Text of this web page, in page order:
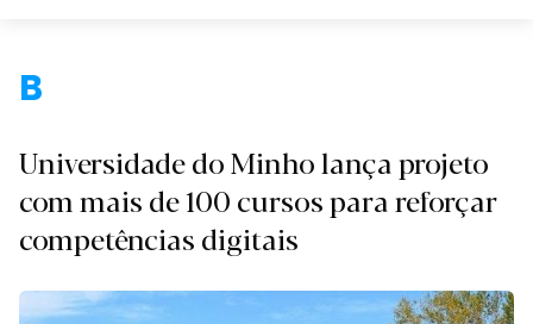
B.
Universidade do Minho lança projeto
com mais de 100 cursos para reforçar
competências digitais